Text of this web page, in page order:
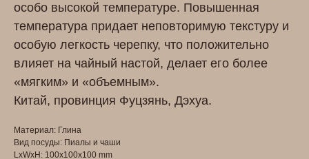
особо высокой температуре. Повышенная
температура придает неповторимую текстуру и
особую легкость черепку, что положительно
влияет на чайный настой, делает его более
«мягким» и «объемным».
Китай, провинция Фуцзянь, Дэхуа.
Материал: Глина
Вид посуды: Пиалы и чаши
LxWxH: 100x100x100 mm